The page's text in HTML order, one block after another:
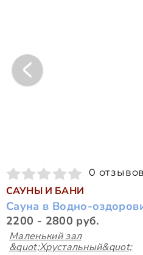
0 отзывов
САУНЫ И БАНИ
Сауна в Водно-
2200 - 2800 руб.
Маленький зал
&quot;Хрустальный&quot;